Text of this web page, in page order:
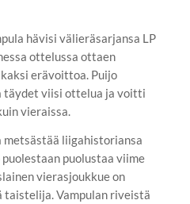
hävisi välieräsarjansa LP
ottelussa ottaen
erävoittoa. Puijo
täydet viisi ottelua ja voitti
vieraissa.
metsästää liigahistoriansa
puolustaa viime
vierasjoukkue on
Vampulan riveistä